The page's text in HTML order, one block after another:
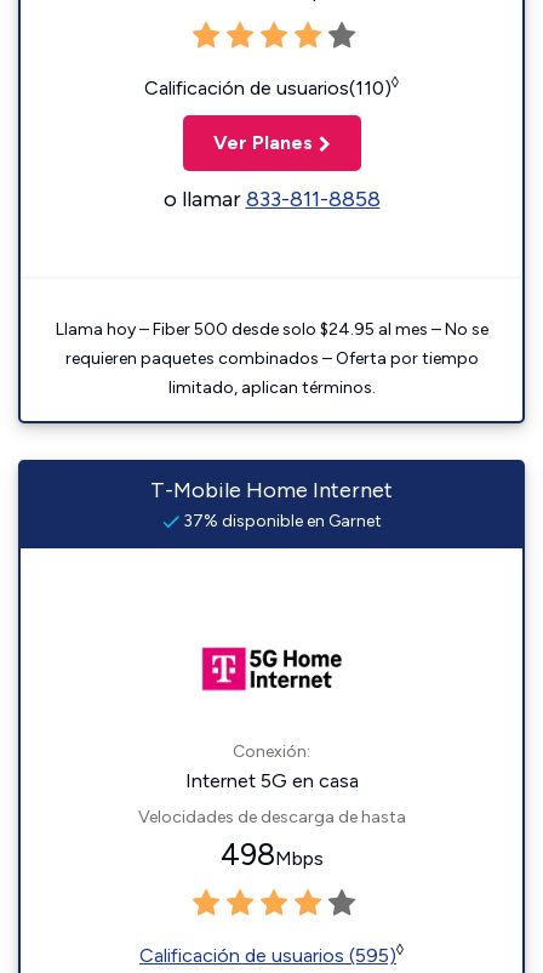
Calificación de usuarios(110)◊
Ver Planes
o llamar833-811-8858
Llama hoy – Fiber 500 desde solo $24.95 al mes – No se
requieren paquetes combinados – Oferta por tiempo
limitado, aplican términos.
T-Mobile Home Internet
37% disponible en Garnet
Conexión:
Internet 5G en casa
Velocidades de descarga de hasta
498Mbps
Calificación de usuarios (595)◊